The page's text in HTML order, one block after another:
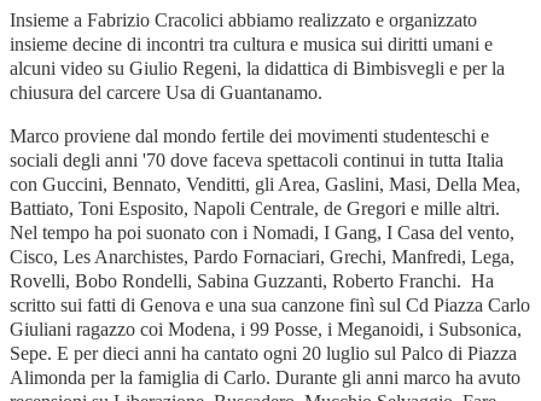
Insieme a Fabrizio Cracolici abbiamo realizzato e organizzato
insieme decine di incontri tra cultura e musica sui diritti umani e
alcuni video su Giulio Regeni, la didattica di Bimbisvegli e per la
chiusura del carcere Usa di Guantanamo.
Marco proviene dal mondo fertile dei movimenti studenteschi e
sociali degli anni '70 dove faceva spettacoli continui in tutta Italia
con Guccini, Bennato, Venditti, gli Area, Gaslini, Masi, Della Mea,
Battiato, Toni Esposito, Napoli Centrale, de Gregori e mille altri.
Nel tempo ha poi suonato con i Nomadi, I Gang, I Casa del vento,
Cisco, Les Anarchistes, Pardo Fornaciari, Grechi, Manfredi, Lega,
Rovelli, Bobo Rondelli, Sabina Guzzanti, Roberto Franchi. Ha
scritto sui fatti di Genova e una sua canzone finì sul Cd Piazza Carlo
Giuliani ragazzo coi Modena, i 99 Posse, i Meganoidi, i Subsonica,
Sepe. E per dieci anni ha cantato ogni 20 luglio sul Palco di Piazza
Alimonda per la famiglia di Carlo. Durante gli anni marco ha avuto